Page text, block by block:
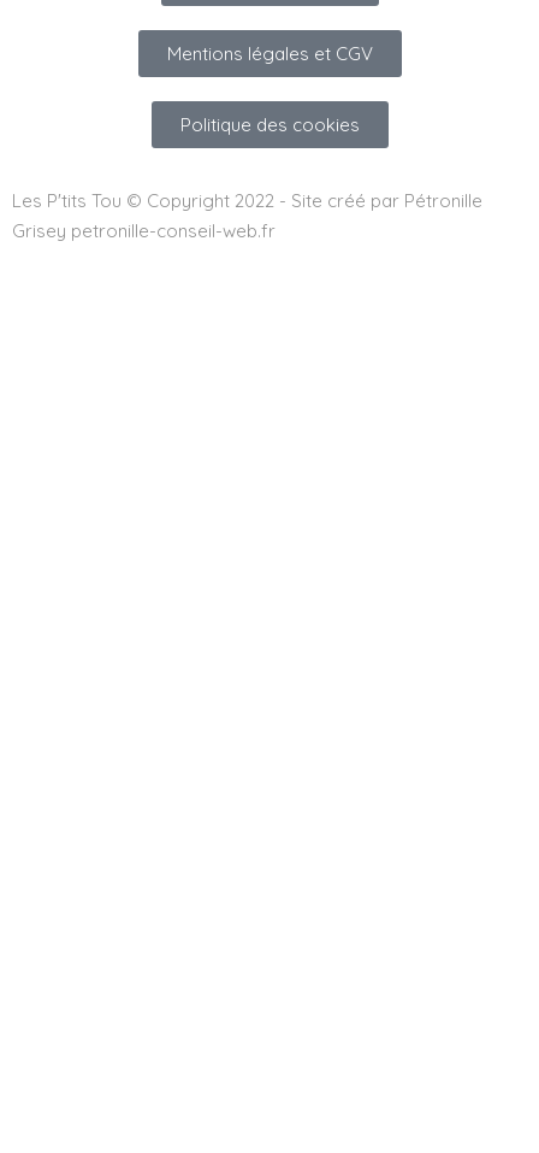
Mentions légales et CGV
Politique des cookies
Les P'tits Tou © Copyright 2022 - Site créé par Pétronille
Grisey petronille-conseil-web.fr